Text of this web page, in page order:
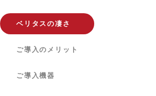
ベリタスの凄さ
ご導入のメリット
ご導入機器